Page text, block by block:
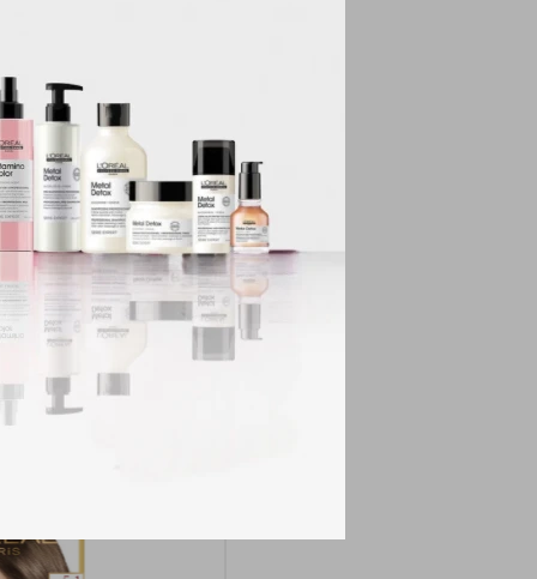
PROTECT.
tonos de fuerte